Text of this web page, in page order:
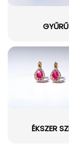
ÉKSZER